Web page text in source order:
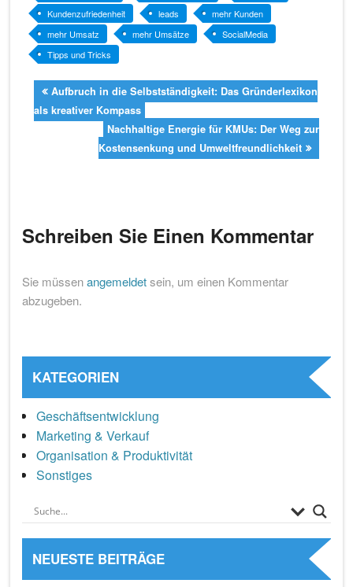
feed mail
Kundenzufriedenheit
leads
mehr Kunden
mehr Umsatz
mehr Umsätze
SocialMedia
Tipps und Tricks
Aufbruch in die Selbstständigkeit: Das Gründerlexikon
als kreativer Kompass
Nachhaltige Energie für KMUs: Der Weg zur
Kostensenkung und Umweltfreundlichkeit
Schreiben Sie Einen Kommentar
Sie müssenangemeldetsein, um einen Kommentar
abzugeben.
KATEGORIEN
Geschäftsentwicklung
Marketing & Verkauf
Organisation & Produktivität
Sonstiges
NEUESTE BEITRÄGE